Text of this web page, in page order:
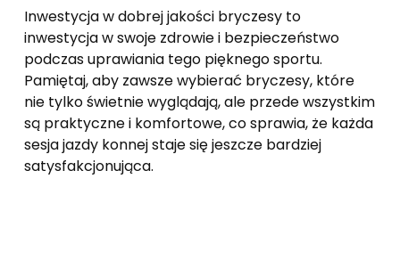
Inwestycja w dobrej jakości bryczesy to
inwestycja w swoje zdrowie i bezpieczeństwo
podczas uprawiania tego pięknego sportu.
Pamiętaj, aby zawsze wybierać bryczesy, które
nie tylko świetnie wyglądają, ale przede wszystkim
są praktyczne i komfortowe, co sprawia, że każda
sesja jazdy konnej staje się jeszcze bardziej
satysfakcjonująca.